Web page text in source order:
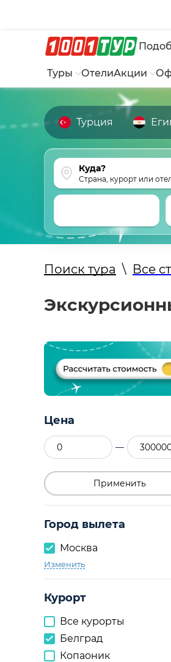
Туры ОтелиАкции
Турция
Страна, курорт или
Поиск тура \ Все
Цена
—
Применить
Город вылета
Москва
Изменить
Курорт
Все курорты
Белград
Копаоник